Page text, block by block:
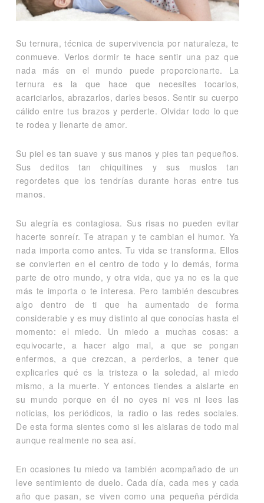
Su ternura, técnica de supervivencia por naturaleza, te
conmueve. Verlos dormir te hace sentir una paz que
nada más en el mundo puede proporcionarte. La
ternura es la que hace que necesites tocarlos,
acariciarlos, abrazarlos, darles besos. Sentir su cuerpo
cálido entre tus brazos y perderte. Olvidar todo lo que
te rodea y llenarte de amor.
Su piel es tan suave y sus manos y pies tan pequeños.
Sus deditos tan chiquitines y sus muslos tan
regordetes que los tendrías durante horas entre tus
manos.
Su alegría es contagiosa. Sus risas no pueden evitar
hacerte sonreír. Te atrapan y te cambian el humor. Ya
nada importa como antes. Tu vida se transforma. Ellos
se convierten en el centro de todo y lo demás, forma
parte de otro mundo, y otra vida, que ya no es la que
más te importa o te interesa. Pero también descubres
algo dentro de ti que ha aumentado de forma
considerable y es muy distinto al que conocías hasta el
momento: el miedo. Un miedo a muchas cosas: a
equivocarte, a hacer algo mal, a que se pongan
enfermos, a que crezcan, a perderlos, a tener que
explicarles qué es la tristeza o la soledad, al miedo
mismo, a la muerte. Y entonces tiendes a aislarte en
su mundo porque en él no oyes ni ves ni lees las
noticias, los periódicos, la radio o las redes sociales.
De esta forma sientes como si les aislaras de todo mal
aunque realmente no sea así.
En ocasiones tu miedo va también acompañado de un
leve sentimiento de duelo. Cada día, cada mes y cada
año que pasan, se viven como una pequeña pérdida